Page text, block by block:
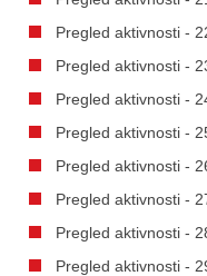
Pregled aktivnosti -
Pregled aktivnosti -
Pregled aktivnosti -
Pregled aktivnosti -
Pregled aktivnosti -
Pregled aktivnosti -
Pregled aktivnosti -
Pregled aktivnosti -